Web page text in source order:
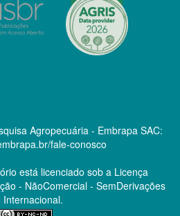
Agropecuária - Embrapa SAC:
fale-conosco
está licenciado sob a Licença
- NãoComercial - SemDerivações
Internacional.